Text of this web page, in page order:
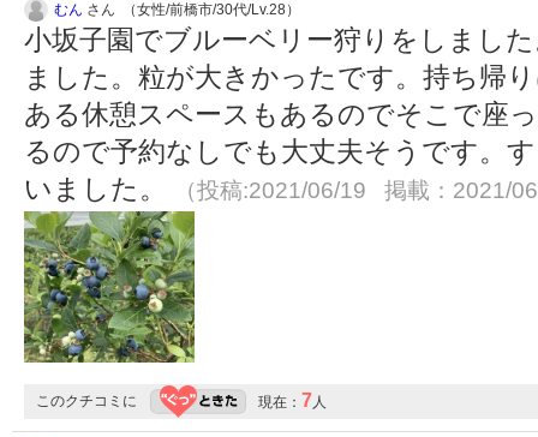
むん さん （女性/前橋市/30代/Lv.28）
小坂子園でブルーベリー狩りをしまし
ました。粒が大きかったです。持ち帰
ある休憩スペースもあるのでそこで座
るので予約なしでも大丈夫そうです。
いました。
（投稿:2021/06/19 掲載：2021/
このクチコミに 現在： 7人